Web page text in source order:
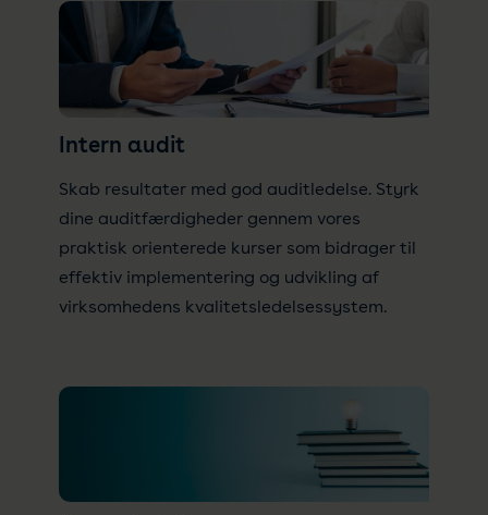
Intern audit
Skab resultater med god auditledelse. Styrk
dine auditfærdigheder gennem vores
praktisk orienterede kurser som bidrager til
effektiv implementering og udvikling af
virksomhedens kvalitetsledelsessystem.